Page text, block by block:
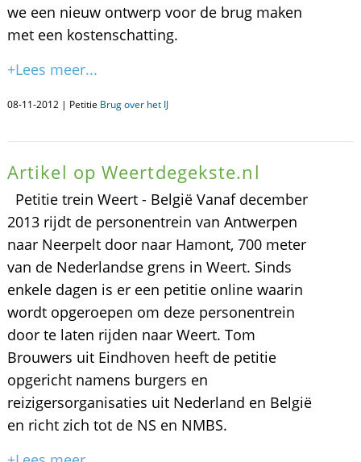
we een nieuw ontwerp voor de brug maken
met een kostenschatting.
+Lees meer...
08-11-2012 | Petitie Brug over het IJ
Artikel op Weertdegekste.nl
Petitie trein Weert - België Vanaf december
2013 rijdt de personentrein van Antwerpen
naar Neerpelt door naar Hamont, 700 meter
van de Nederlandse grens in Weert. Sinds
enkele dagen is er een petitie online waarin
wordt opgeroepen om deze personentrein
door te laten rijden naar Weert. Tom
Brouwers uit Eindhoven heeft de petitie
opgericht namens burgers en
reizigersorganisaties uit Nederland en België
en richt zich tot de NS en NMBS.